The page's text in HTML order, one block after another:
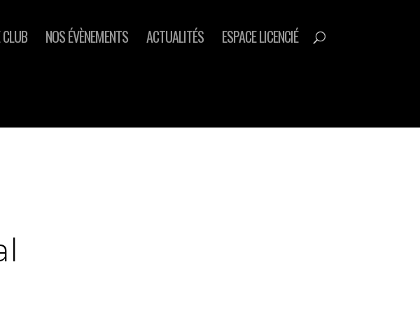
CLUB NOS ÉVÈNEMENTS ACTUALITÉS ESPACE LICENCIÉ